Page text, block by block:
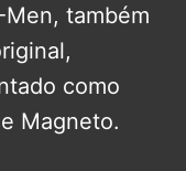
também
como
Magneto.